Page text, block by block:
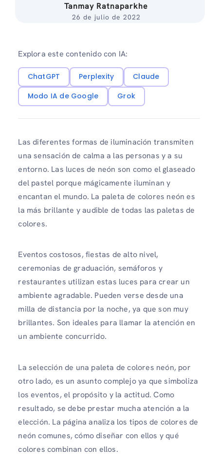
Tanmay Ratnaparkhe
26 de julio de 2022
Explora este contenido con IA:
ChatGPT Perplexity
Claude
Modo IA de Google
Grok
Las diferentes formas de iluminación transmiten
una sensación de calma a las personas y a su
entorno. Las luces de neón son como el glaseado
del pastel porque mágicamente iluminan y
encantan el mundo. La paleta de colores neón es
la más brillante y audible de todas las paletas de
colores.
Eventos costosos, fiestas de alto nivel,
ceremonias de graduación, semáforos y
restaurantes utilizan estas luces para crear un
ambiente agradable. Pueden verse desde una
milla de distancia por la noche, ya que son muy
brillantes. Son ideales para llamar la atención en
un ambiente concurrido.
La selección de una paleta de colores neón, por
otro lado, es un asunto complejo ya que simboliza
los eventos, el propósito y la actitud. Como
resultado, se debe prestar mucha atención a la
elección. La página analiza los tipos de colores de
neón comunes, cómo diseñar con ellos y qué
colores combinan con ellos.